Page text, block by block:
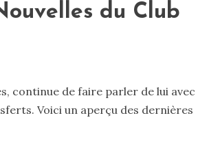
du Club
continue de faire parler de lui avec
Voici un aperçu des dernières